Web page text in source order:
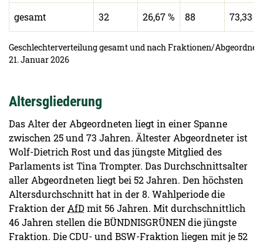
Geschlechterverteilung gesamt und nach Fraktionen/
21. Januar 2026
gesamt 32 26,67 % 88 73,33 %
Altersgliederung
Das Alter der Abgeordneten liegt in einer Spanne
zwischen 25 und 73 Jahren. Ältester Abgeordneter ist
Wolf-Dietrich Rost und das jüngste Mitglied des
Parlaments ist Tina Trompter. Das Durchschnittsalter
aller Abgeordneten liegt bei 52 Jahren. Den höchsten
Altersdurchschnitt hat in der 8. Wahlperiode die
Fraktion der AfD mit 56 Jahren. Mit durchschnittlich
46 Jahren stellen die BÜNDNISGRÜNEN die jüngste
Fraktion. Die CDU- und BSW-Fraktion liegen mit je 52